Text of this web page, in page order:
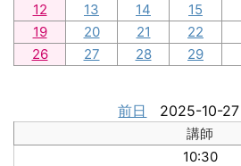
12
13 14 15
19
20 21 22
26
27 28 29
前日 2025-10-27
講師
10:30